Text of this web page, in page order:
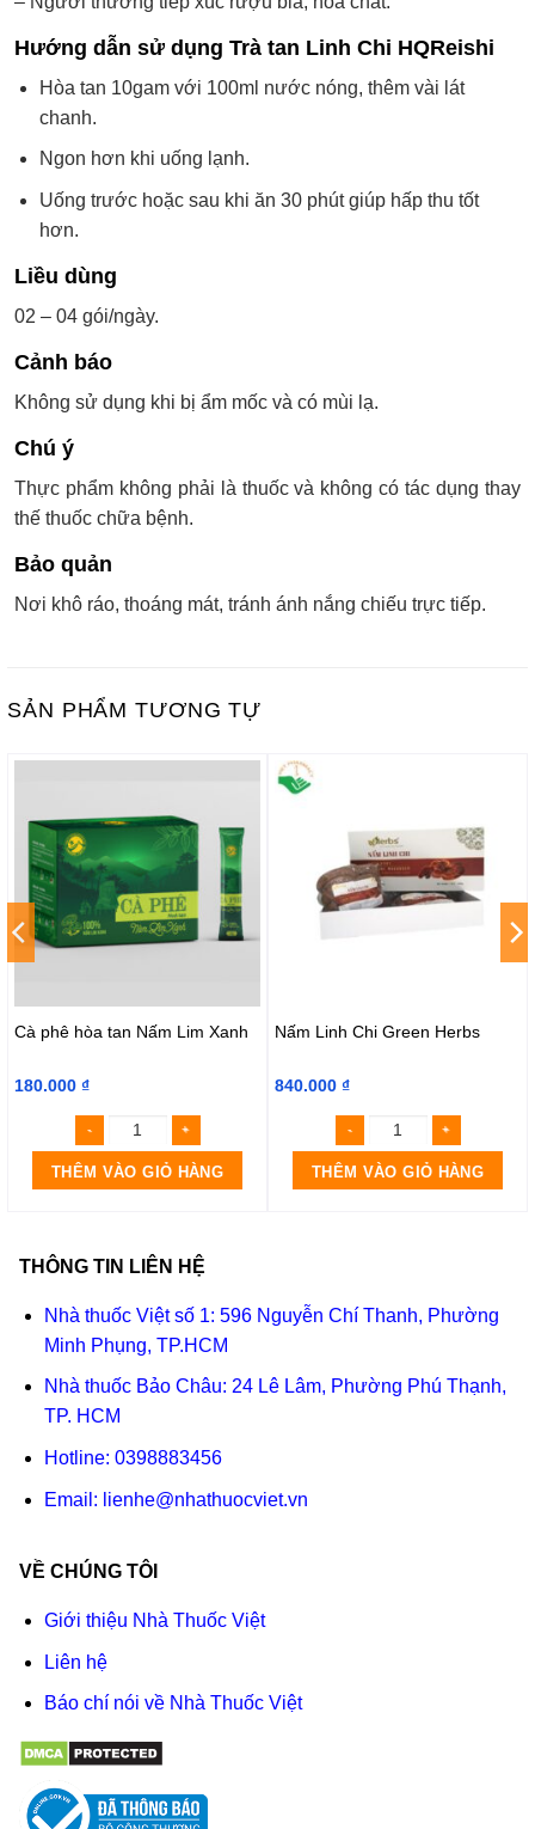
Hướng dẫn sử dụng Trà tan Linh Chi HQReishi
Hòa tan 10gam với 100ml nước nóng, thêm vài lát
chanh.
Ngon hơn khi uống lạnh.
Uống trước hoặc sau khi ăn 30 phút giúp hấp thu tốt
hơn.
Liều dùng
02 – 04 gói/ngày.
Cảnh báo
Không sử dụng khi bị ẩm mốc và có mùi lạ.
Chú ý
Thực phẩm không phải là thuốc và không có tác dụng thay
thế thuốc chữa bệnh.
Bảo quản
Nơi khô ráo, thoáng mát, tránh ánh nắng chiếu trực tiếp.
SẢN PHẨM TƯƠNG TỰ
Cà phê hòa tan Nấm Lim Xanh
180.000 ₫
THÊM VÀO GIỎ HÀNG
Nấm Linh Chi Green Herbs
840.000 ₫
THÊM VÀO GIỎ HÀNG
THÔNG TIN LIÊN HỆ
Nhà thuốc Việt số 1: 596 Nguyễn Chí Thanh, Phường
Minh Phụng, TP.HCM
Nhà thuốc Bảo Châu: 24 Lê Lâm, Phường Phú Thạnh,
TP. HCM
Hotline: 0398883456
Email: lienhe@nhathuocviet.vn
VỀ CHÚNG TÔI
Giới thiệu Nhà Thuốc Việt
Liên hệ
Báo chí nói về Nhà Thuốc Việt